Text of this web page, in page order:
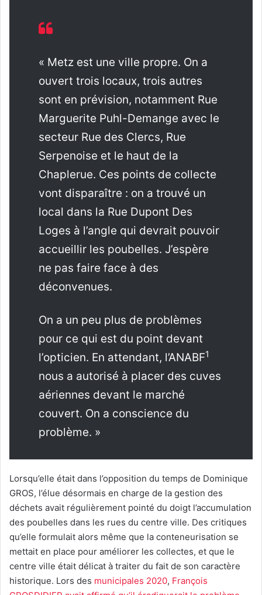
« Metz est une ville propre. On a
ouvert trois locaux, trois autres
sont en prévision, notamment Rue
Marguerite Puhl-Demange avec le
secteur Rue des Clercs, Rue
Serpenoise et le haut de la
Chaplerue. Ces points de collecte
vont disparaître : on a trouvé un
local dans la Rue Dupont Des
Loges à l’angle qui devrait pouvoir
accueillir les poubelles. J’espère
ne pas faire face à des
déconvenues.
On a un peu plus de problèmes
pour ce qui est du point devant
l’opticien. En attendant, l’ANABF1
nous a autorisé à placer des cuves
aériennes devant le marché
couvert. On a conscience du
problème. »
Lorsqu’elle était dans l’opposition du temps de Dominique
GROS, l’élue désormais en charge de la gestion des
déchets avait régulièrement pointé du doigt l’accumulation
des poubelles dans les rues du centre ville. Des critiques
qu’elle formulait alors même que la conteneurisation se
mettait en place pour améliorer les collectes, et que le
centre ville était délicat à traiter du fait de son caractère
historique. Lors des municipales 2020, François